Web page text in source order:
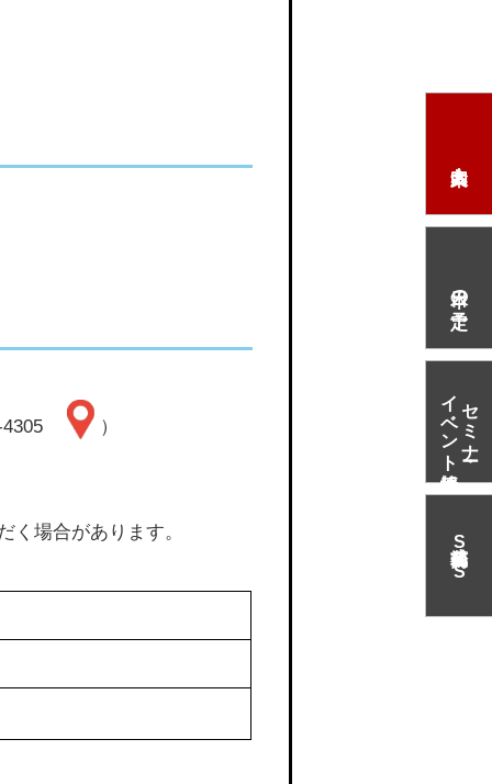
本日の予定
セミナー・
イベント情報
S
N
S
4305 ）
場合があります。